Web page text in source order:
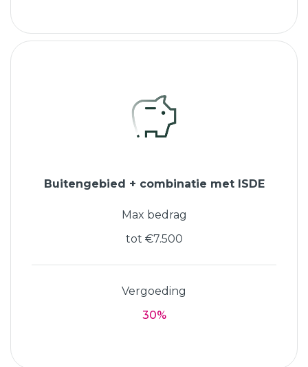
Buitengebied + combinatie met ISDE
Max bedrag
tot €7.500
Vergoeding
30%